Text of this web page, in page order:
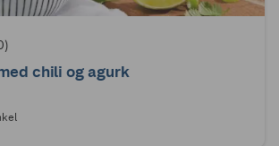
chili og agurk